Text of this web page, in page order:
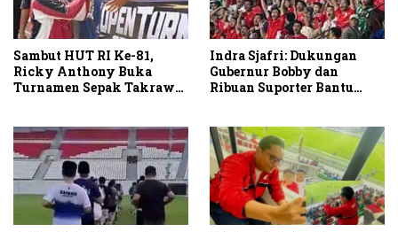
Sambut HUT RI Ke-81,
Ricky Anthony Buka
Turnamen Sepak Takraw
Indra Sjafri: Dukungan
Gubernur Bobby dan
Ribuan Suporter Bantu